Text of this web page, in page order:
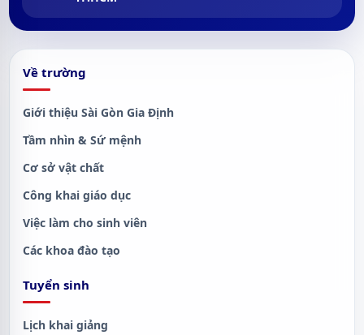
Về trường
Giới thiệu Sài Gòn Gia Định
Tầm nhìn & Sứ mệnh
Cơ sở vật chất
Công khai giáo dục
Việc làm cho sinh viên
Các khoa đào tạo
Tuyển sinh
Lịch khai giảng